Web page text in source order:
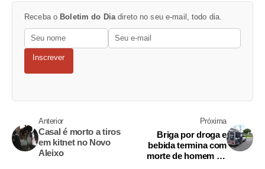
Receba o Boletim do Diadireto no seu e-mail, todo dia.
Inscrever
Anterior
Casal é morto a tiros
em kitnet no Novo
Aleixo
Próxima
Briga por droga e
bebida termina com
morte de homem no